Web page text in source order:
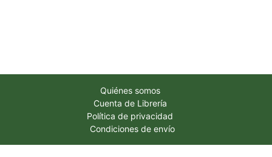
Quiénes somos
Cuenta de Librería
Política de privacidad
Condiciones de envío